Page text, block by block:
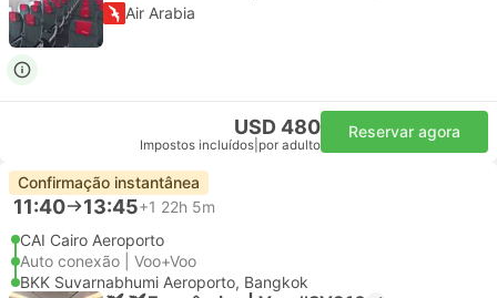
Air Arabia
USD 480
Impostos incluídos por adulto
Reservar agora
Confirmação instantânea
11:40 13:45+1 22h 5m
CAI Cairo Aeroporto
Auto conexão | Voo+Voo
BKK Suvarnabhumi Aeroporto, Bangkok